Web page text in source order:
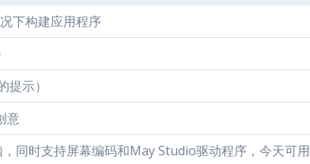
下构建应用程序
示）
意
同时支持屏幕编码和May Studio驱动程序，今天可用